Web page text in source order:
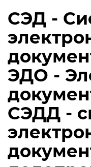
СЭД -
ЭДО -
СЭДД -